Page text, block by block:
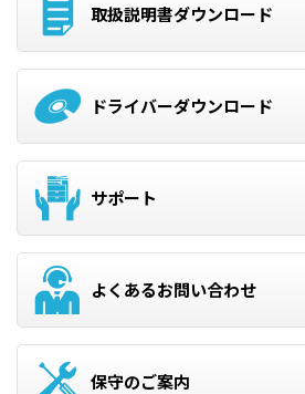
取扱説明書ダウンロード
ドライバーダウンロード
サポート
よくあるお問い合わせ
保守のご案内